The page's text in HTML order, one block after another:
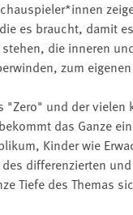
es braucht, damit
die inneren
zum
"Zero" und der vielen
das Ganze
Kinder wie
differenzierten
Tiefe des Themas